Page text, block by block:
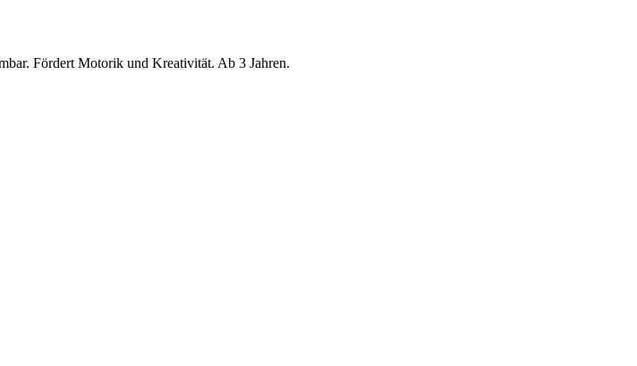
Fördert Motorik und Kreativität. Ab 3 Jahren.